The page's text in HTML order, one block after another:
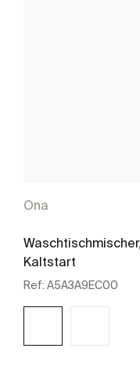
Ona
Kaltstart
Ref: A5A3A9EC00